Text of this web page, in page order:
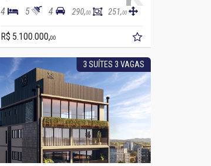
4 5 4 290,00 251,00
R$ 5.100.000,00
3 SUÍTES 3 VAGAS